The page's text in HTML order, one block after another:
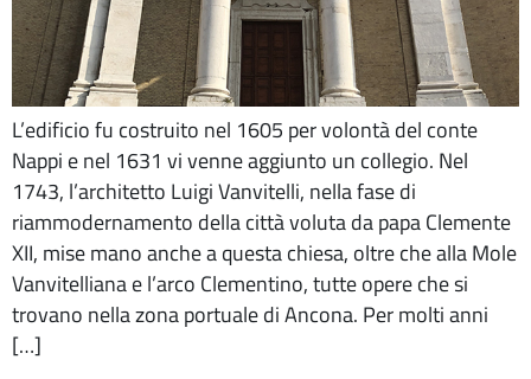
L’edificio fu costruito nel 1605 per volontà del conte
Nappi e nel 1631 vi venne aggiunto un collegio. Nel
1743, l’architetto Luigi Vanvitelli, nella fase di
riammodernamento della città voluta da papa Clemente
XII, mise mano anche a questa chiesa, oltre che alla Mole
Vanvitelliana e l’arco Clementino, tutte opere che si
trovano nella zona portuale di Ancona. Per molti anni
[…]